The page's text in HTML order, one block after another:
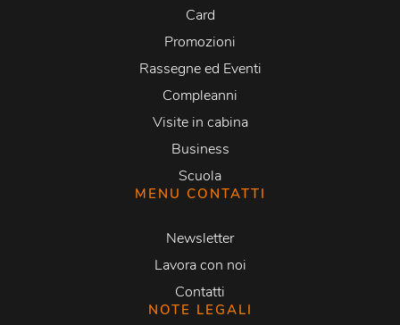
Card
Promozioni
Rassegne ed Eventi
Compleanni
Visite in cabina
Business
Scuola
MENU CONTATTI
Newsletter
Lavora con noi
Contatti
NOTE LEGALI